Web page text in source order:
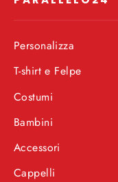
Personalizza
T-shirt e Felpe
Costumi
Bambini
Accessori
Cappelli